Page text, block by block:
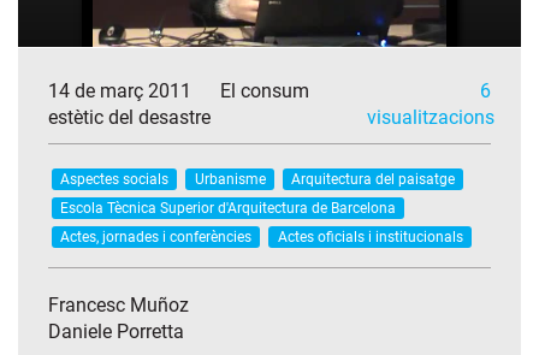
14 de març 2011
El consum
estètic del desastre
6
visualitzacions
Aspectes socials Urbanisme
Arquitectura del paisatge
Escola Tècnica Superior d'Arquitectura de Barcelona
Actes, jornades i conferències
Actes oficials i institucionals
Francesc Muñoz
Daniele Porretta